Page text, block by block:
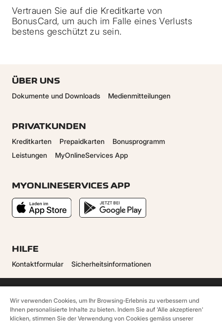
Vertrauen Sie auf die Kreditkarte von
BonusCard, um auch im Falle eines Verlusts
bestens geschützt zu sein.
ÜBER UNS
Dokumente und Downloads Medienmitteilungen
PRIVATKUNDEN
Kreditkarten Prepaidkarten
Bonusprogramm
Leistungen
MyOnlineServices App
MYONLINESERVICES APP
HILFE
Kontaktformular Sicherheitsinformationen
Wir verwenden Cookies, um Ihr Browsing-Erlebnis zu verbessern und
Ihnen personalisierte Inhalte zu bieten. Indem Sie auf 'Alle akzeptieren'
klicken, stimmen Sie der Verwendung von Cookies gemäss unserer